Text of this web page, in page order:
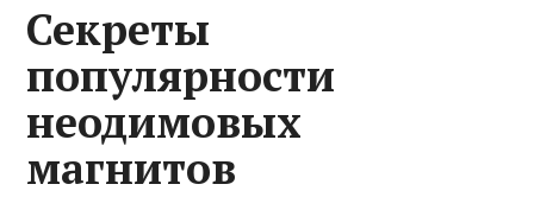
Секреты
популярности
неодимовых
магнитов